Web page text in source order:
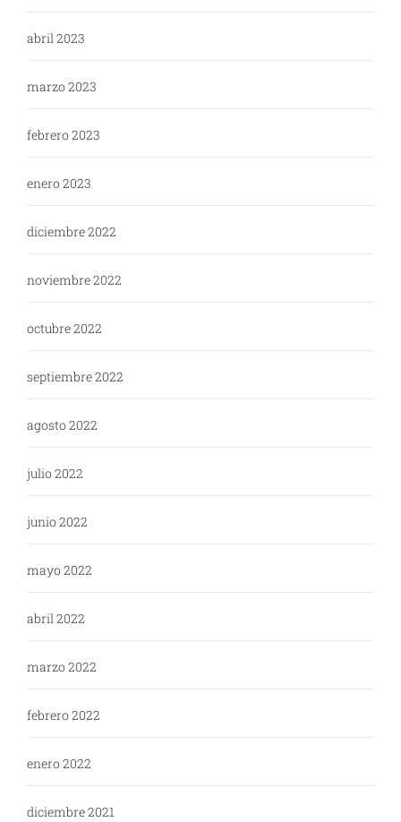
abril 2023
marzo 2023
febrero 2023
enero 2023
diciembre 2022
noviembre 2022
octubre 2022
septiembre 2022
agosto 2022
julio 2022
junio 2022
mayo 2022
abril 2022
marzo 2022
febrero 2022
enero 2022
diciembre 2021